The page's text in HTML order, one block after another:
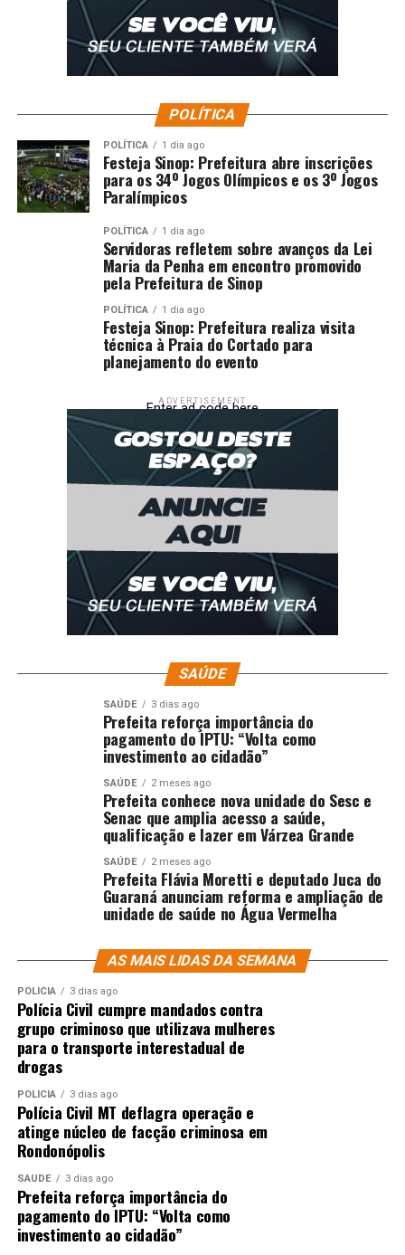
POLÍTICA
POLÍTICA 1 dia ago
Festeja Sinop: Prefeitura abre inscrições
para os 34º Jogos Olímpicos e os 3º Jogos
Paralímpicos
POLÍTICA 1 dia ago
Servidoras refletem sobre avanços da Lei
Maria da Penha em encontro promovido
pela Prefeitura de Sinop
POLÍTICA 1 dia ago
Festeja Sinop: Prefeitura realiza visita
técnica à Praia do Cortado para
planejamento do evento
ADVERTISEMENT
Enter ad code here
SAÚDE
SAÚDE 3 dias ago
Prefeita reforça importância do
pagamento do IPTU: “Volta como
investimento ao cidadão”
SAÚDE 2 meses ago
Prefeita conhece nova unidade do Sesc e
Senac que amplia acesso a saúde,
qualificação e lazer em Várzea Grande
SAÚDE 2 meses ago
Prefeita Flávia Moretti e deputado Juca do
Guaraná anunciam reforma e ampliação de
unidade de saúde no Água Vermelha
AS MAIS LIDAS DA SEMANA
POLÍCIA 3 dias ago
Polícia Civil cumpre mandados contra
grupo criminoso que utilizava mulheres
para o transporte interestadual de
drogas
POLÍCIA 3 dias ago
Polícia Civil MT deflagra operação e
atinge núcleo de facção criminosa em
Rondonópolis
SAÚDE 3 dias ago
Prefeita reforça importância do
pagamento do IPTU: “Volta como
investimento ao cidadão”